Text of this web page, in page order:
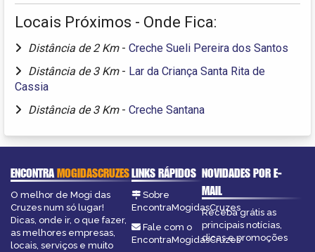
Locais Próximos - Onde Fica:
Distância de 2 Km - Creche Sueli Pereira dos Santos
Distância de 3 Km - Lar da Criança Santa Rita de
Cassia
Distância de 3 Km - Creche Santana
ENCONTRAMOGIDASCRUZES
O melhor de Mogi das
Cruzes num só lugar!
Dicas, onde ir, o que fazer,
as melhores empresas,
locais, serviços e muito
LINKS RÁPIDOS
Sobre
EncontraMogidasCruzes
Fale com o
EncontraMogidasCruzes
NOVIDADES POR E-
MAIL
Receba grátis as
principais notícias,
dicas e promoções